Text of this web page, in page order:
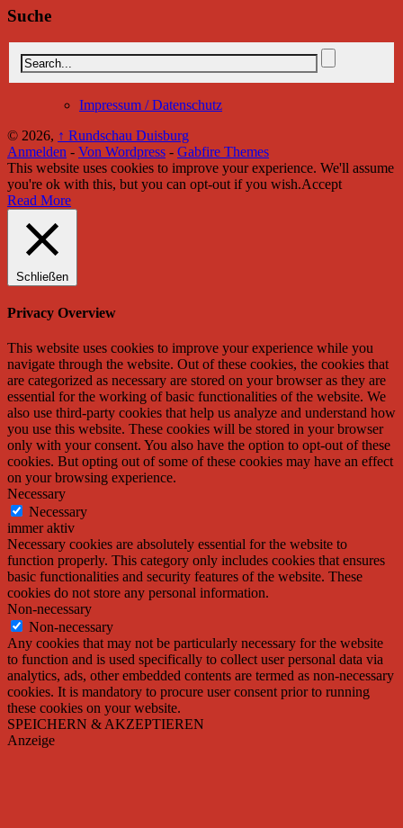
Suche
Impressum / Datenschutz
© 2026, ↑ Rundschau Duisburg
Anmelden - Von Wordpress - Gabfire Themes
This website uses cookies to improve your experience. We'll assume
you're ok with this, but you can opt-out if you wish.Accept
Read More
Schließen
Privacy Overview
This website uses cookies to improve your experience while you
navigate through the website. Out of these cookies, the cookies that
are categorized as necessary are stored on your browser as they are
essential for the working of basic functionalities of the website. We
also use third-party cookies that help us analyze and understand how
you use this website. These cookies will be stored in your browser
only with your consent. You also have the option to opt-out of these
cookies. But opting out of some of these cookies may have an effect
on your browsing experience.
Necessary
Necessary
immer aktiv
Necessary cookies are absolutely essential for the website to
function properly. This category only includes cookies that ensures
basic functionalities and security features of the website. These
cookies do not store any personal information.
Non-necessary
Non-necessary
Any cookies that may not be particularly necessary for the website
to function and is used specifically to collect user personal data via
analytics, ads, other embedded contents are termed as non-necessary
cookies. It is mandatory to procure user consent prior to running
these cookies on your website.
SPEICHERN & AKZEPTIEREN
Anzeige